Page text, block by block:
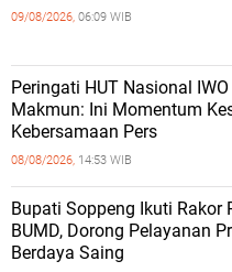
09/08/2026, 06:09 WIB
Peringati HUT Nasional
Makmun: Ini Momentum
Kebersamaan Pers
08/08/2026, 14:53 WIB
Bupati Soppeng Ikuti Rakor
BUMD, Dorong Pelayanan
Berdaya Saing